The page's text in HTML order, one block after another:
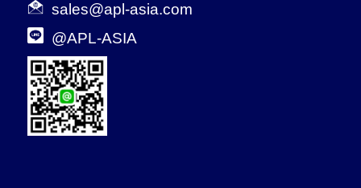
sales@apl-asia.com
@APL-ASIA